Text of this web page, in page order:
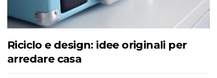
Riciclo e design: idee originali per
arredare casa